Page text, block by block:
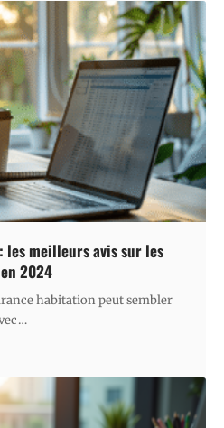
les meilleurs avis sur les
2024
habitation peut sembler
…